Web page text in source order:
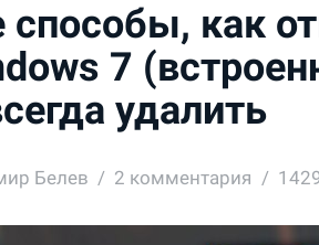
способы, как
7
удалить
Белев 2 комментария